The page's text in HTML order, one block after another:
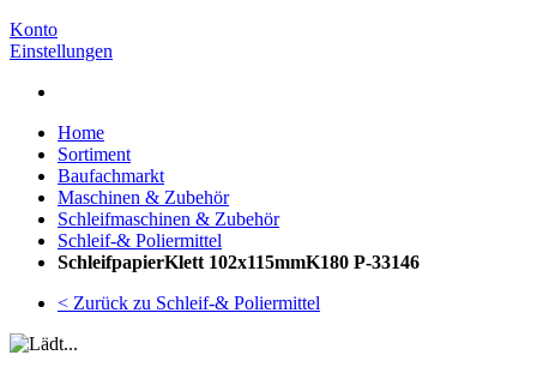
Konto
Einstellungen
Home
Sortiment
Baufachmarkt
Maschinen & Zubehör
Schleifmaschinen & Zubehör
Schleif-& Poliermittel
SchleifpapierKlett 102x115mmK180 P-33146
< Zurück zu Schleif-& Poliermittel